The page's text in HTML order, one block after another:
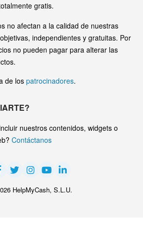
gratis.
no afectan a la calidad de nuestras
independientes y gratuitas. Por
no pueden pagar para alterar las
de los patrocinadores.
nuestros contenidos, widgets o
Contáctanos
HelpMyCash, S.L.U.